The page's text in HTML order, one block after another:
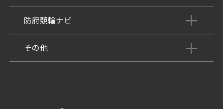
パンフレット
出場予定選手
出走表
施設紹介
有料席
KEIRINパーク
防府競輪ナビ
車券の購入方法
その他